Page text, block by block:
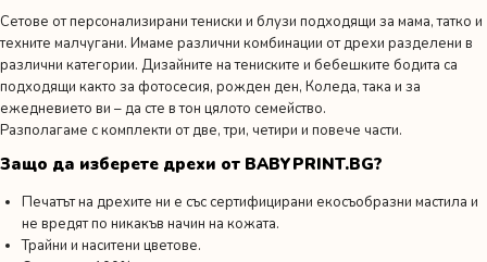
Сетове от персонализирани тениски и блузи подходящи за мама, татко и
техните малчугани. Имаме различни комбинации от дрехи разделени в
различни категории. Дизайните на тениските и бебешките бодита са
подходящи както за фотосесия, рожден ден, Коледа, така и за
ежедневието ви – да сте в тон цялото семейство.
Разполагаме с комплекти от две, три, четири и повече части.
Защо да изберете дрехи от BABYPRINT.BG?
Печатът на дрехите ни е със сертифицирани екосъобразни мастила и
не вредят по никакъв начин на кожата.
Трайни и наситени цветове.